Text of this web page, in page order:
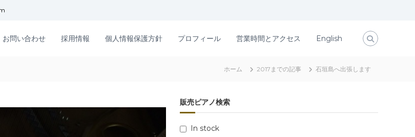
お問い合わせ 採用情報 個人情報保護方針 プロフィール 営業時間とアクセス English
ホーム 2017までの記事 石垣島へ出張します
販売ピアノ検索
In stock